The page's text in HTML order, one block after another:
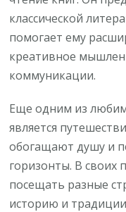
классической
помогает ему
креативное
коммуникации.
Еще одним из
является
обогащают душу и
горизонты. В своих
посещать разные
историю и